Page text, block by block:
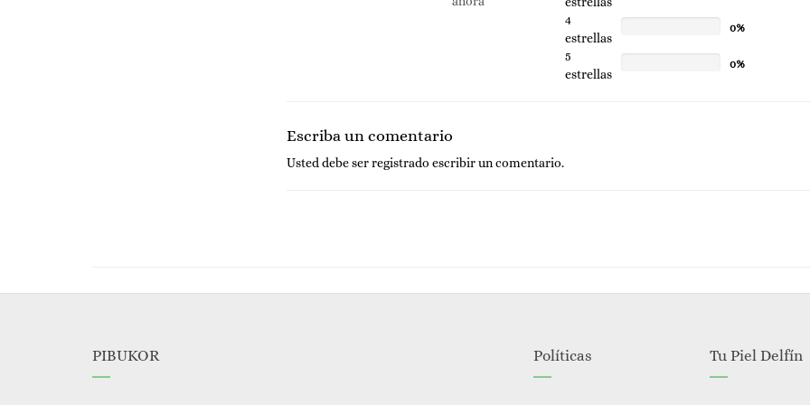
4
estrellas
0%
5
estrellas
0%
Escriba un comentario
Usted debe serregistrado escribir un comentario.
PIBUKOR Políticas Tu Piel Delfín